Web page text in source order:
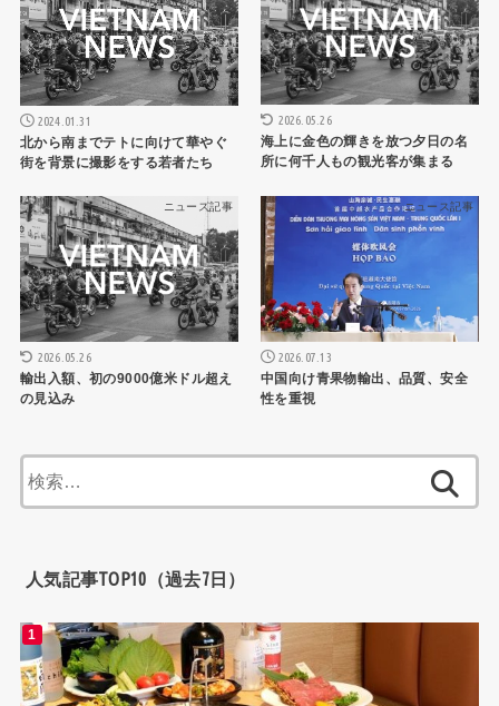
2024.01.31
北から南までテトに向けて華やぐ
街を背景に撮影をする若者たち
2026.05.26
海上に金色の輝きを放つ夕日の名
所に何千人もの観光客が集まる
ニュース記事
2026.05.26
輸出入額、初の9000億米ドル超え
の見込み
ニュース記事
2026.07.13
中国向け青果物輸出、品質、安全
性を重視
索:
人気記事TOP10（過去7日）